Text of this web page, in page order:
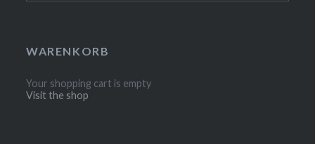
WARENKORB
Your shopping cart is empty
Visit the shop